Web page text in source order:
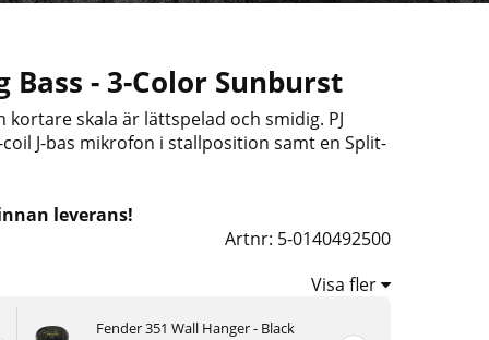
- 3-Color Sunburst
skala är lättspelad och smidig. PJ
J-bas mikrofon i stallposition samt en Split-
leverans!
Artnr: 5-0140492500
Visa fler
Fender 351 Wall Hanger - Black